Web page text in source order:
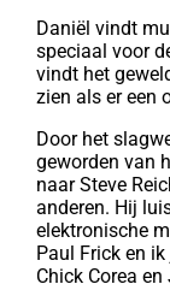
Daniël vindt
speciaal voor
vindt het
zien als er een
Door het
geworden van
naar Steve
anderen. Hij
elektronische
Paul Frick en
Chick Corea